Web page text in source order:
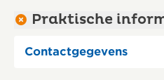
Praktische
Contactgegevens